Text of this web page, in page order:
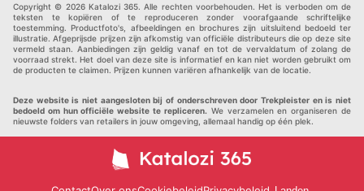
Copyright © 2026 Katalozi 365. Alle rechten voorbehouden. Het is verboden om de
teksten te kopiëren of te reproduceren zonder voorafgaande schriftelijke
toestemming. Productfoto's, afbeeldingen en brochures zijn uitsluitend bedoeld ter
illustratie. Afgeprijsde prijzen zijn afkomstig van officiële distributeurs die op deze site
vermeld staan. Aanbiedingen zijn geldig vanaf en tot de vervaldatum of zolang de
voorraad strekt. Het doel van deze site is informatief en kan niet worden gebruikt om
de producten te claimen. Prijzen kunnen variëren afhankelijk van de locatie.
Deze website is niet aangesloten bij of onderschreven door Trekpleister en is niet
bedoeld om hun officiële website te repliceren. We verzamelen en organiseren de
nieuwste folders van retailers in jouw omgeving, allemaal handig op één plek.